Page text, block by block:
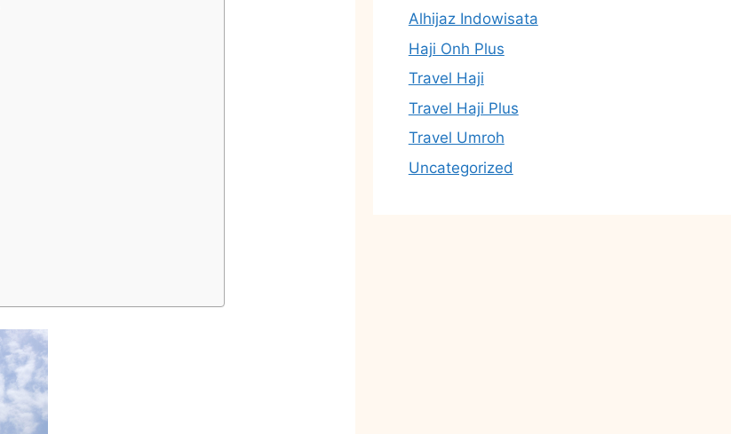
Alhijaz Indowisata
Haji Onh Plus
Travel Haji
Travel Haji Plus
Travel Umroh
Uncategorized